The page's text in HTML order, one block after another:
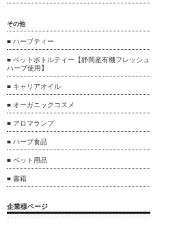
その他
■ ハーブティー
■ ペットボトルティー【静岡産有機フレッシュ
ハーブ使用】
■ キャリアオイル
■ オーガニックコスメ
■ アロマランプ
■ ハーブ食品
■ ペット用品
■ 書籍
企業様ページ